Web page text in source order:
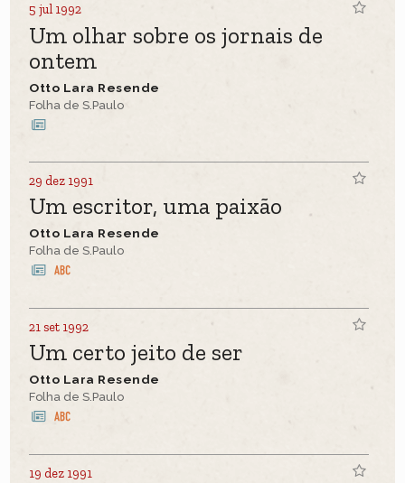
5 jul 1992
Um olhar sobre os jornais de
ontem
Otto Lara Resende
Folha de S.Paulo
29 dez 1991
Um escritor, uma paixão
Otto Lara Resende
Folha de S.Paulo
21 set 1992
Um certo jeito de ser
Otto Lara Resende
Folha de S.Paulo
19 dez 1991